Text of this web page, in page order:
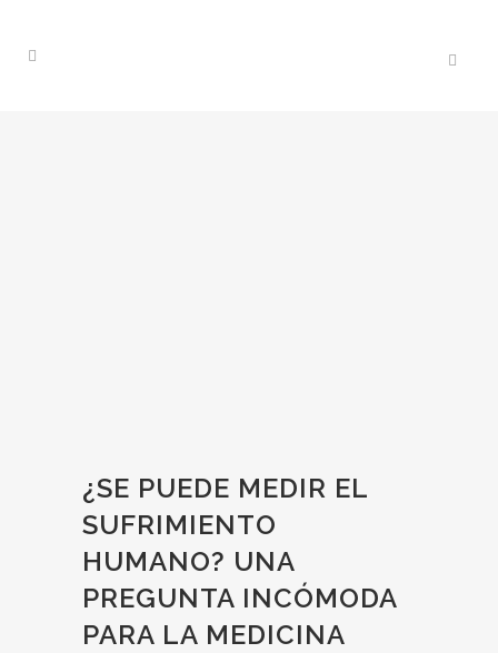
¿SE PUEDE MEDIR EL
SUFRIMIENTO
HUMANO? UNA
PREGUNTA INCÓMODA
PARA LA MEDICINA